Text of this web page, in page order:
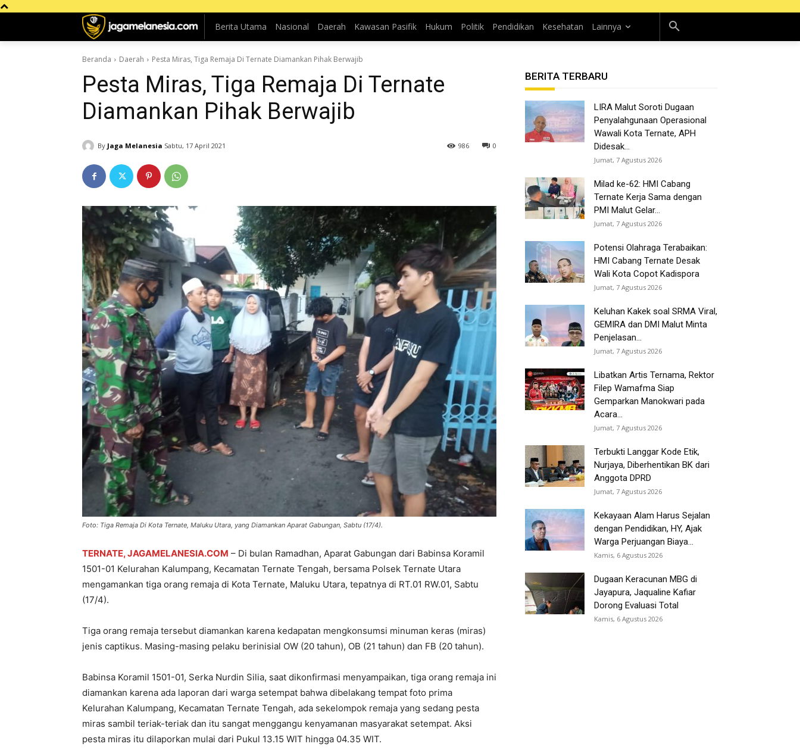
Berita Utama Nasional Daerah Kawasan Pasifik Hukum Politik Pendidikan Kesehatan Lainnya
Beranda Daerah Pesta Miras, Tiga Remaja Di Ternate Diamankan Pihak Berwajib
Pesta Miras, Tiga Remaja Di Ternate
Diamankan Pihak Berwajib
By Jaga Melanesia Sabtu, 17 April 2021 0
986
Foto: Tiga Remaja Di Kota Ternate, Maluku Utara, yang Diamankan Aparat Gabungan, Sabtu (17/4).
TERNATE, JAGAMELANESIA.COM – Di bulan Ramadhan, Aparat Gabungan dari Babinsa Koramil
1501-01 Kelurahan Kalumpang, Kecamatan Ternate Tengah, bersama Polsek Ternate Utara
mengamankan tiga orang remaja di Kota Ternate, Maluku Utara, tepatnya di RT.01 RW.01, Sabtu
(17/4).
Tiga orang remaja tersebut diamankan karena kedapatan mengkonsumsi minuman keras (miras)
jenis captikus. Masing-masing pelaku berinisial OW (20 tahun), OB (21 tahun) dan FB (20 tahun).
Babinsa Koramil 1501-01, Serka Nurdin Silia, saat dikonfirmasi menyampaikan, tiga orang remaja ini
diamankan karena ada laporan dari warga setempat bahwa dibelakang tempat foto prima
Kelurahan Kalumpang, Kecamatan Ternate Tengah, ada sekelompok remaja yang sedang pesta
miras sambil teriak-teriak dan itu sangat menggangu kenyamanan masyarakat setempat. Aksi
pesta miras itu dilaporkan mulai dari Pukul 13.15 WIT hingga 04.35 WIT.
BERITA TERBARU
LIRA Malut Soroti Dugaan
Penyalahgunaan Operasional
Wawali Kota Ternate, APH
Didesak...
Jumat, 7 Agustus 2026
Milad ke-62: HMI Cabang
Ternate Kerja Sama dengan
PMI Malut Gelar...
Jumat, 7 Agustus 2026
Potensi Olahraga Terabaikan:
HMI Cabang Ternate Desak
Wali Kota Copot Kadispora
Jumat, 7 Agustus 2026
Keluhan Kakek soal SRMA Viral,
GEMIRA dan DMI Malut Minta
Penjelasan...
Jumat, 7 Agustus 2026
Libatkan Artis Ternama, Rektor
Filep Wamafma Siap
Gemparkan Manokwari pada
Acara...
Jumat, 7 Agustus 2026
Terbukti Langgar Kode Etik,
Nurjaya, Diberhentikan BK dari
Anggota DPRD
Jumat, 7 Agustus 2026
Kekayaan Alam Harus Sejalan
dengan Pendidikan, HY, Ajak
Warga Perjuangan Biaya...
Kamis, 6 Agustus 2026
Dugaan Keracunan MBG di
Jayapura, Jaqualine Kafiar
Dorong Evaluasi Total
Kamis, 6 Agustus 2026